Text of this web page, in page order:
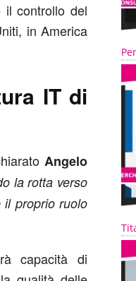
il controllo del
in America
IT di
Angelo
la rotta verso
il proprio ruolo
capacità di